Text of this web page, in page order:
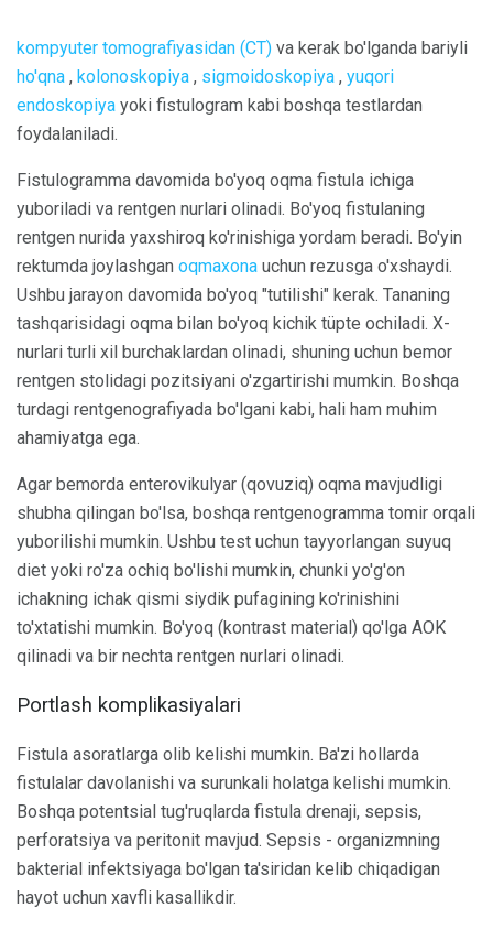
kompyuter tomografiyasidan (CT) va kerak bo'lganda bariyli
ho'qna , kolonoskopiya , sigmoidoskopiya , yuqori
endoskopiya yoki fistulogram kabi boshqa testlardan
foydalaniladi.
Fistulogramma davomida bo'yoq oqma fistula ichiga
yuboriladi va rentgen nurlari olinadi. Bo'yoq fistulaning
rentgen nurida yaxshiroq ko'rinishiga yordam beradi. Bo'yin
rektumda joylashgan oqmaxona uchun rezusga o'xshaydi.
Ushbu jarayon davomida bo'yoq "tutilishi" kerak. Tananing
tashqarisidagi oqma bilan bo'yoq kichik tüpte ochiladi. X-
nurlari turli xil burchaklardan olinadi, shuning uchun bemor
rentgen stolidagi pozitsiyani o'zgartirishi mumkin. Boshqa
turdagi rentgenografiyada bo'lgani kabi, hali ham muhim
ahamiyatga ega.
Agar bemorda enterovikulyar (qovuziq) oqma mavjudligi
shubha qilingan bo'lsa, boshqa rentgenogramma tomir orqali
yuborilishi mumkin. Ushbu test uchun tayyorlangan suyuq
diet yoki ro'za ochiq bo'lishi mumkin, chunki yo'g'on
ichakning ichak qismi siydik pufagining ko'rinishini
to'xtatishi mumkin. Bo'yoq (kontrast material) qo'lga AOK
qilinadi va bir nechta rentgen nurlari olinadi.
Portlash komplikasiyalari
Fistula asoratlarga olib kelishi mumkin. Ba'zi hollarda
fistulalar davolanishi va surunkali holatga kelishi mumkin.
Boshqa potentsial tug'ruqlarda fistula drenaji, sepsis,
perforatsiya va peritonit mavjud. Sepsis - organizmning
bakterial infektsiyaga bo'lgan ta'siridan kelib chiqadigan
hayot uchun xavfli kasallikdir.